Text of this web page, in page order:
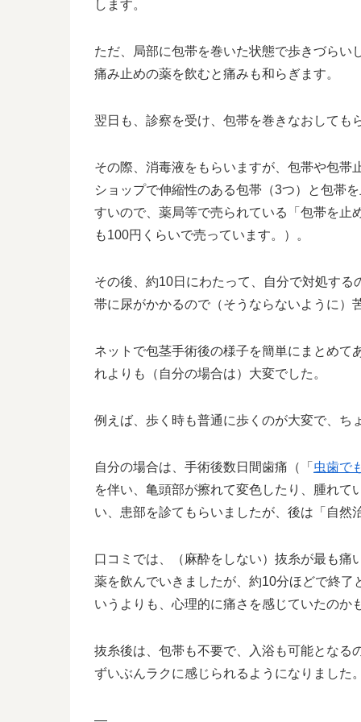
します。
ただ、局部に包帯を巻いた状態で歩きづらい
痛み止めの薬を飲むと痛みも和らぎます。
翌日も、診察を受け、包帯を巻きなおしても
その際、消毒液をもらいますが、包帯や包
ショップで伸縮性のある包帯（3つ）と包帯
すいので、薬局等で売られている「包帯を止
も100円くらいで売っています。）。
その後、約10日にわたって、自分で対処す
帯に尿がかかるので（そうならないように）
ネットで包茎手術後の様子を簡単にまとめて
れよりも（自分の場合は）大変でした。
例えば、歩く時も普通に歩くのが大変で、ち
自分の場合は、手術後数日間歯痛（「 虫歯で
を伴い、亀頭部が擦れて変色したり、腫れ
い、患部を診てもらいましたが、後は「自然
口コミでは、（麻酔をしない）抜糸が最も痛
薬を飲んでいきましたが、約10分ほどで終
いうよりも、心理的に痛さを感じていたのか
抜糸後は、包帯も不要で、入浴も可能となる
ずいぶんラクに感じられるようになりました